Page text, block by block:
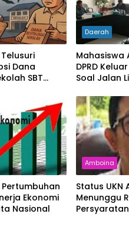
Dana
SBT
Daerah
Mahasiswa
DPRD
Soal Jalan
Ekonomi
Nasional
Amboina
Status UKN
Menunggu